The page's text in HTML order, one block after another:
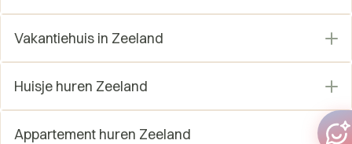
Last minute Zeeland
Vakantiehuis in Zeeland
Grote vakantiehuizen Zeeland
Huisje huren Zeeland
Appartement huren Zeeland